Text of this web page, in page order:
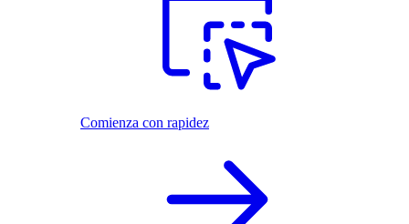
Comienza con rapidez